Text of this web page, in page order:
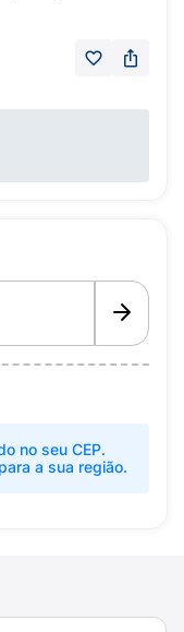
no seu CEP.
a sua região.